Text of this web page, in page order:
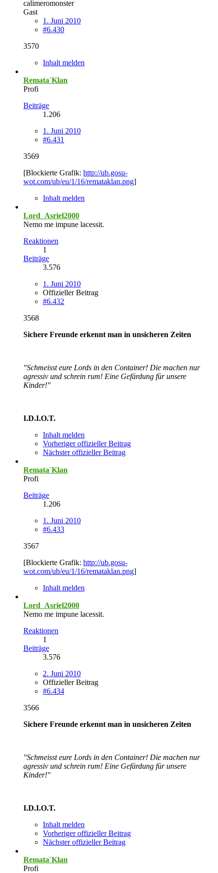
calimeromonster
Gast
1. Juni 2010
#6.430
3570
Inhalt melden
Remata`Klan
Profi
Beiträge
1.206
1. Juni 2010
#6.431
3569
[Blockierte Grafik: http://ub.gosu-
wot.com/ub/eu/1/16/remataklan.png]
Inhalt melden
Lord_Asriel2000
Nemo me impune lacessit.
Reaktionen
1
Beiträge
3.576
1. Juni 2010
Offizieller Beitrag
#6.432
3568
Sichere Freunde erkennt man in unsicheren Zeiten
"Schmeisst eure Lords in den Container! Die machen nur
agressiv und schrein rum! Eine Gefärdung für unsere
Kinder!"
I.D.I.O.T.
Inhalt melden
Vorheriger offizieller Beitrag
Nächster offizieller Beitrag
Remata`Klan
Profi
Beiträge
1.206
1. Juni 2010
#6.433
3567
[Blockierte Grafik: http://ub.gosu-
wot.com/ub/eu/1/16/remataklan.png]
Inhalt melden
Lord_Asriel2000
Nemo me impune lacessit.
Reaktionen
1
Beiträge
3.576
2. Juni 2010
Offizieller Beitrag
#6.434
3566
Sichere Freunde erkennt man in unsicheren Zeiten
"Schmeisst eure Lords in den Container! Die machen nur
agressiv und schrein rum! Eine Gefärdung für unsere
Kinder!"
I.D.I.O.T.
Inhalt melden
Vorheriger offizieller Beitrag
Nächster offizieller Beitrag
Remata`Klan
Profi